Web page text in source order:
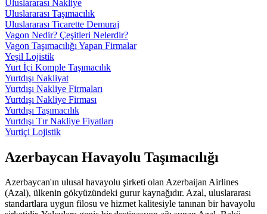
Uluslararası Nakliye
Uluslararası Taşımacılık
Uluslararası Ticarette Demuraj
Vagon Nedir? Çeşitleri Nelerdir?
Vagon Taşımacılığı Yapan Firmalar
Yeşil Lojistik
Yurt İçi Komple Taşımacılık
Yurtdışı Nakliyat
Yurtdışı Nakliye Firmaları
Yurtdışı Nakliye Firması
Yurtdışı Taşımacılık
Yurtdışı Tır Nakliye Fiyatları
Yurtiçi Lojistik
Azerbaycan Havayolu Taşımacılığı
Azerbaycan'ın ulusal havayolu şirketi olan Azerbaijan Airlines
(Azal), ülkenin gökyüzündeki gurur kaynağıdır. Azal, uluslararası
standartlara uygun filosu ve hizmet kalitesiyle tanınan bir havayolu